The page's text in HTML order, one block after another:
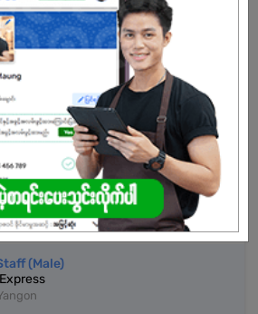
Already Expired
have an account?
Trading Company
(Male)